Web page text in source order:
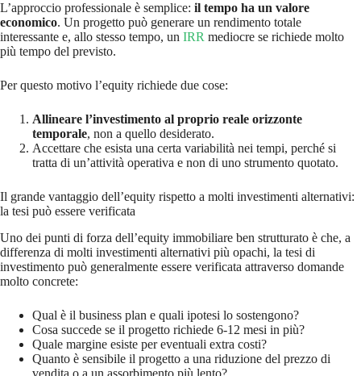
L’approccio professionale è semplice: il tempo ha un valore
economico. Un progetto può generare un rendimento totale
interessante e, allo stesso tempo, un IRR mediocre se richiede molto
più tempo del previsto.
Per questo motivo l’equity richiede due cose:
Allineare l’investimento al proprio reale orizzonte
temporale, non a quello desiderato.
Accettare che esista una certa variabilità nei tempi, perché si
tratta di un’attività operativa e non di uno strumento quotato.
Il grande vantaggio dell’equity rispetto a molti investimenti alternativi:
la tesi può essere verificata
Uno dei punti di forza dell’equity immobiliare ben strutturato è che, a
differenza di molti investimenti alternativi più opachi, la tesi di
investimento può generalmente essere verificata attraverso domande
molto concrete:
Qual è il business plan e quali ipotesi lo sostengono?
Cosa succede se il progetto richiede 6-12 mesi in più?
Quale margine esiste per eventuali extra costi?
Quanto è sensibile il progetto a una riduzione del prezzo di
vendita o a un assorbimento più lento?